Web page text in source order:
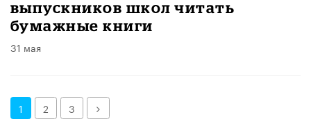
выпускников школ читать
бумажные книги
31 мая
1 2 3 Далее